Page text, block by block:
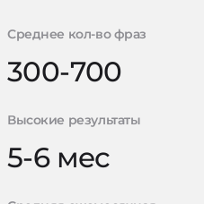
Среднее кол-во фраз
300-700
Высокие результаты
5-6 мес